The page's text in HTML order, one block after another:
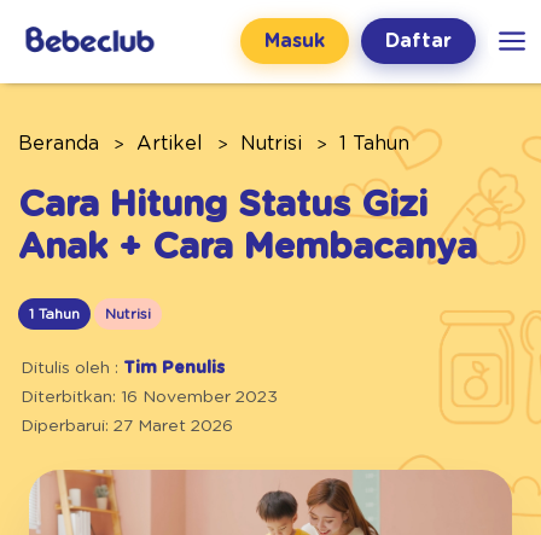
Masuk Daftar
Beranda Artikel Nutrisi 1 Tahun
Cara Hitung Status Gizi
Anak + Cara Membacanya
1 Tahun Nutrisi
Ditulis oleh : Tim Penulis
Diterbitkan: 16 November 2023
Diperbarui: 27 Maret 2026